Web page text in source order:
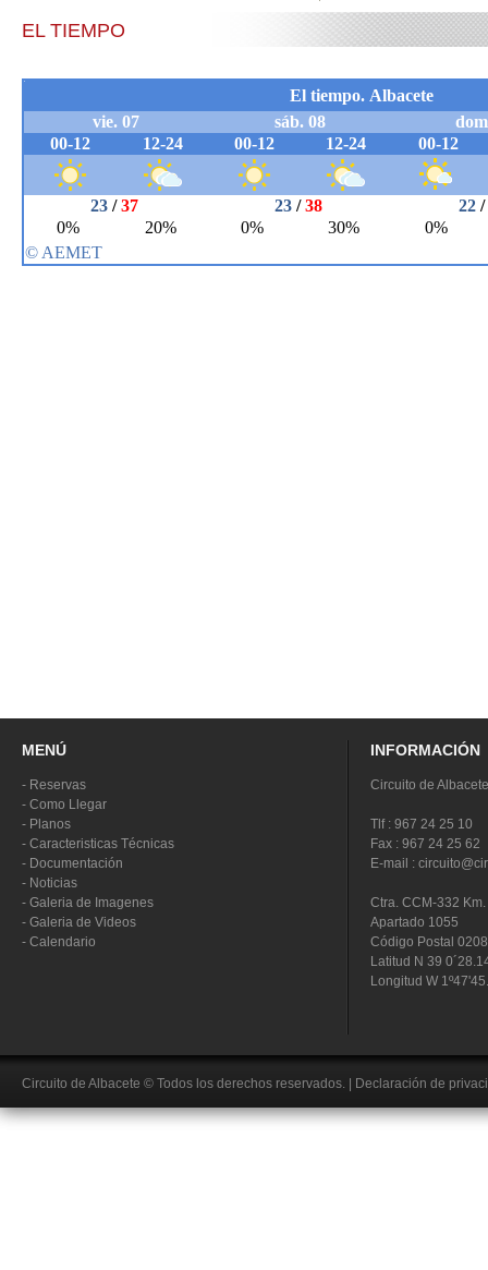
EL TIEMPO
MENÚ
- Reservas
- Como Llegar
- Planos
- Caracteristicas Técnicas
- Documentación
- Noticias
- Galeria de Imagenes
- Galeria de Videos
- Calendario
INFORMACIÓN
Circuito de Albacete
Tlf : 967 24 25 10
Fax : 967 24 25 62
E-mail :
Ctra. CCM-332
Apartado 1055
Código Postal
Latitud N 39
Longitud W
Circuito de Albacete © Todos los derechos reservados. Declaración de